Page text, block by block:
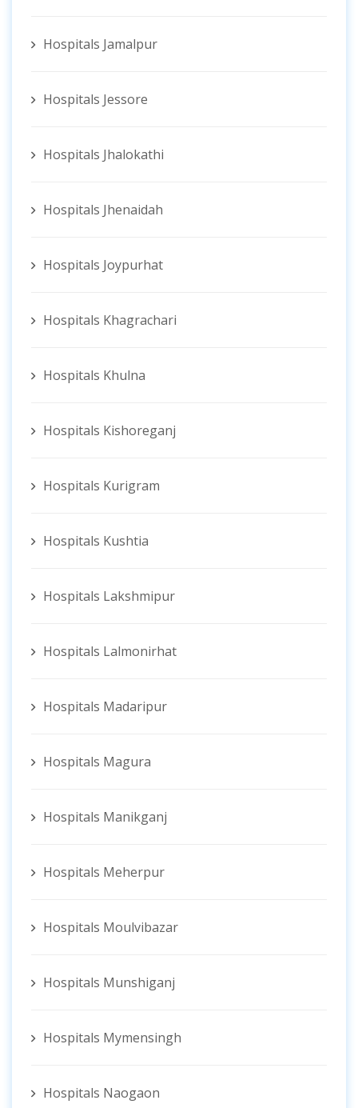
Hospitals Jamalpur
Hospitals Jessore
Hospitals Jhalokathi
Hospitals Jhenaidah
Hospitals Joypurhat
Hospitals Khagrachari
Hospitals Khulna
Hospitals Kishoreganj
Hospitals Kurigram
Hospitals Kushtia
Hospitals Lakshmipur
Hospitals Lalmonirhat
Hospitals Madaripur
Hospitals Magura
Hospitals Manikganj
Hospitals Meherpur
Hospitals Moulvibazar
Hospitals Munshiganj
Hospitals Mymensingh
Hospitals Naogaon